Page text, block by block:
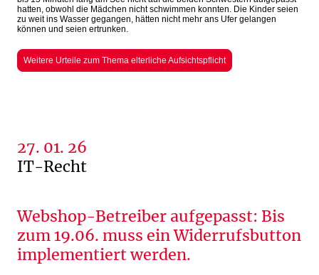
hatten, obwohl die Mädchen nicht schwimmen konnten. Die Kinder seien
zu weit ins Wasser gegangen, hätten nicht mehr ans Ufer gelangen
können und seien ertrunken.
Weitere Urteile zum Thema elterliche Aufsichtspflicht
27. 01. 26
IT-Recht
Webshop-Betreiber aufgepasst: Bis
zum 19.06. muss ein Widerrufsbutton
implementiert werden.